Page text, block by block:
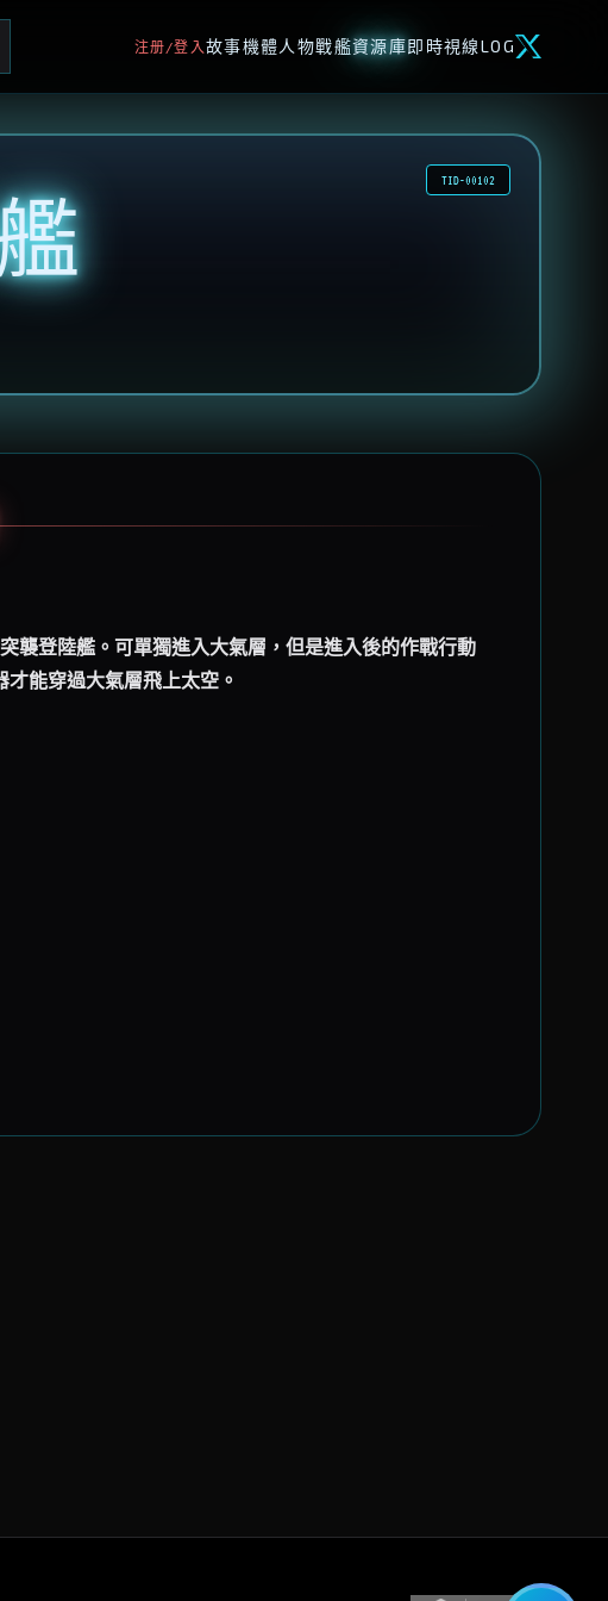
注册/登入 故事機體人物戰艦資源庫即時視線LOG
TID-00102
襲登陸艦。可單獨進入大氣層，但是進入後的作戰行動
能穿過大氣層飛上太空。